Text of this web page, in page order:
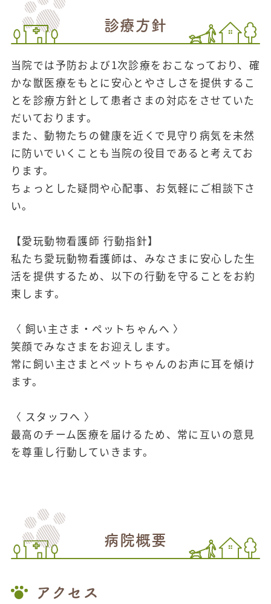
診療方針
当院では予防および1次診療をおこなっており、確
かな獣医療をもとに安心とやさしさを提供するこ
とを診療方針として患者さまの対応をさせていた
だいております。
また、動物たちの健康を近くで見守り病気を未然
に防いでいくことも当院の役目であると考えてお
ります。
ちょっとした疑問や心配事、お気軽にご相談下さ
い。
【愛玩動物看護師 行動指針】
私たち愛玩動物看護師は、みなさまに安心した生
活を提供するため、以下の行動を守ることをお約
束します。
〈 飼い主さま・ペットちゃんへ 〉
笑顔でみなさまをお迎えします。
常に飼い主さまとペットちゃんのお声に耳を傾け
ます。
〈 スタッフへ 〉
最高のチーム医療を届けるため、常に互いの意見
を尊重し行動していきます。
病院概要
アクセス